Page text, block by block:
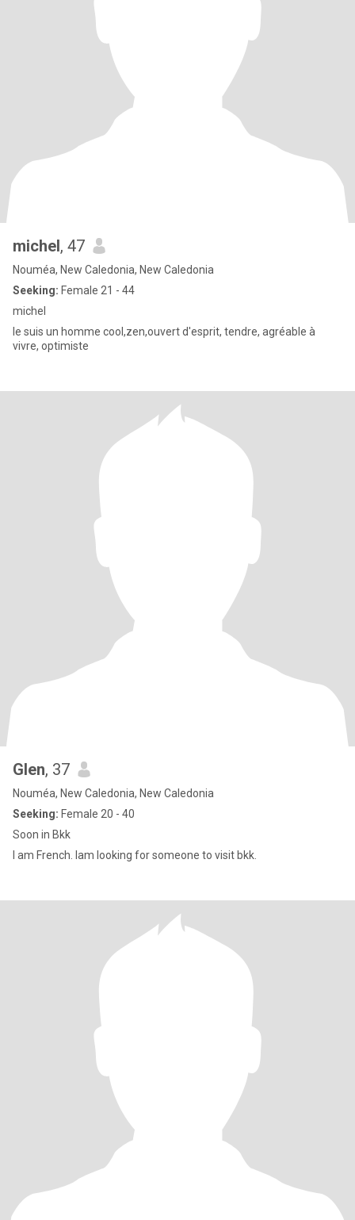
michel, 47
Nouméa, New Caledonia, New Caledonia
Seeking: Female 21 - 44
michel
le suis un homme cool,zen,ouvert d'esprit, tendre, agréable à
vivre, optimiste
Glen, 37
Nouméa, New Caledonia, New Caledonia
Seeking: Female 20 - 40
Soon in Bkk
I am French. Iam looking for someone to visit bkk.